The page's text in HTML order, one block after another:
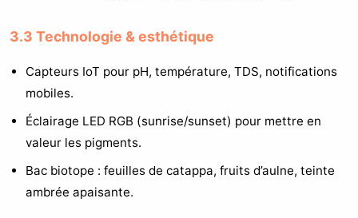
3.3 Technologie & esthétique
Capteurs IoT pour pH, température, TDS, notifications
mobiles.
Éclairage LED RGB (sunrise/sunset) pour mettre en
valeur les pigments.
Bac biotope : feuilles de catappa, fruits d’aulne, teinte
ambrée apaisante.